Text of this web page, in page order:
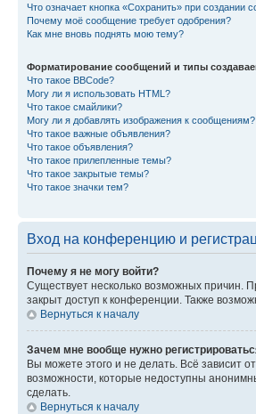
Что означает кнопка «Сохранить» при создании
Почему моё сообщение требует одобрения?
Как мне вновь поднять мою тему?
Форматирование сообщений и типы
Что такое BBCode?
Могу ли я использовать HTML?
Что такое смайлики?
Могу ли я добавлять изображения к сообщениям?
Что такое важные объявления?
Что такое объявления?
Что такое прилепленные темы?
Что такое закрытые темы?
Что такое значки тем?
Вход на конференцию и
Почему я не могу войти?
Существует несколько возможных причин.
закрыт доступ к конференции. Также
Вернуться к началу
Зачем мне вообще нужно
Вы можете этого и не делать. Всё зависит
возможности, которые недоступны
сделать.
Вернуться к началу